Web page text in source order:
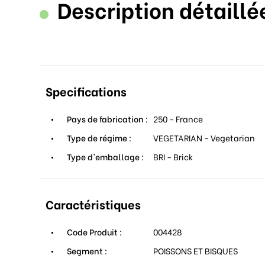
Description
Specifications
Pays de fabrication : 250 - France
Type de régime :
VEGETARIAN - Vegetarian
Type d'emballage :
BRI - Brick
Caractéristiques
Code Produit :
004428
Segment :
POISSONS ET BISQUES